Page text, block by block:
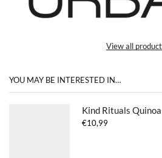
View all
YOU MAY BE INTERESTED IN…
€10,99